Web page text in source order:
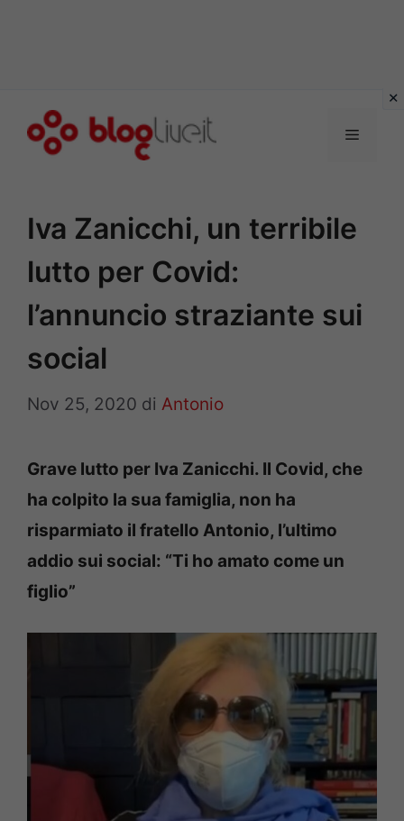
Menu
Iva Zanicchi, un terribile
lutto per Covid:
l’annuncio straziante sui
social
Nov 25, 2020 di Antonio
Grave lutto per Iva Zanicchi. Il Covid, che
ha colpito la sua famiglia, non ha
risparmiato il fratello Antonio, l’ultimo
addio sui social: “Ti ho amato come un
figlio”